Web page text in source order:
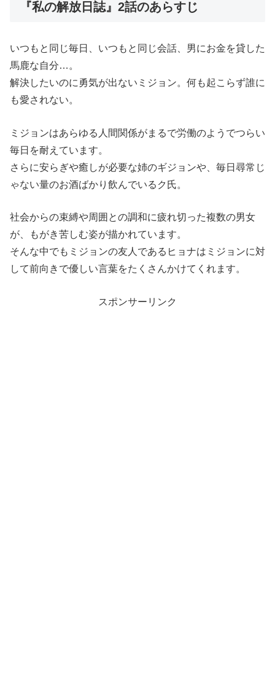
『私の解放日誌』2話のあらすじ
いつもと同じ毎日、いつもと同じ会話、男にお金を貸した
馬鹿な自分…。
解決したいのに勇気が出ないミジョン。何も起こらず誰に
も愛されない。
ミジョンはあらゆる人間関係がまるで労働のようでつらい
毎日を耐えています。
さらに安らぎや癒しが必要な姉のギジョンや、毎日尋常じ
ゃない量のお酒ばかり飲んでいるク氏。
社会からの束縛や周囲との調和に疲れ切った複数の男女
が、もがき苦しむ姿が描かれています。
そんな中でもミジョンの友人であるヒョナはミジョンに対
して前向きで優しい言葉をたくさんかけてくれます。
スポンサーリンク